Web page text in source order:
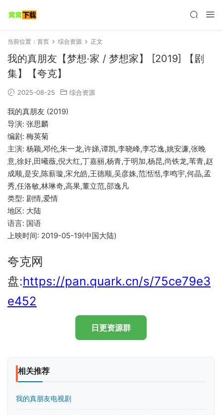
当前位置： 首页 综合资源 正文
我的真朋友【梦想·家 / 梦想家】 [2019] 【剧
集】【夸克】
2025-08-25 综合资源
我的真朋友 (2019)
导演: 张思麟
编剧: 梅英菊
主演: 杨颖,邓伦,朱一龙,许娣,谭凯,李晓峰,李芯逸,姚安濂,张晚
意,徐好,田曦薇,倪大红,丁嘉丽,杨青,于明加,杨昆,尚铁龙,苇青,赵
成顺,是安,陈薪璇,宋允皓,王德顺,吴彦姝,范湉湉,李鸣宇,何晶,孟
秀,任洛敏,林琳奇,高果,董立范,邵逸凡
类型: 剧情,爱情
地区: 大陆
语言: 国语
上映时间: 2019-05-19(中国大陆)
夸克网
盘:https://pan.quark.cn/s/75ce79e3
e452
日更资源群
相关推荐
我的真朋友电视剧